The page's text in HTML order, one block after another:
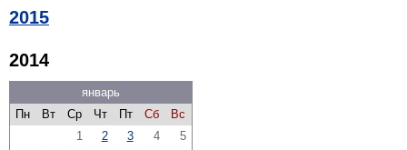
2015
2014
январь
Пн
Вт Ср Чт Пт Сб
Вс
1
2 3 4
5